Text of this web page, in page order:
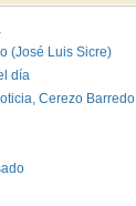
(José Luis Sicre)
día
Cerezo Barredo